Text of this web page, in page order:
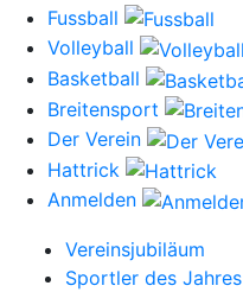
Fussball
Volleyball
Basketball
Breitensport
Der Verein
Hattrick
Anmelden
Vereinsjubiläum
Sportler des Jahres